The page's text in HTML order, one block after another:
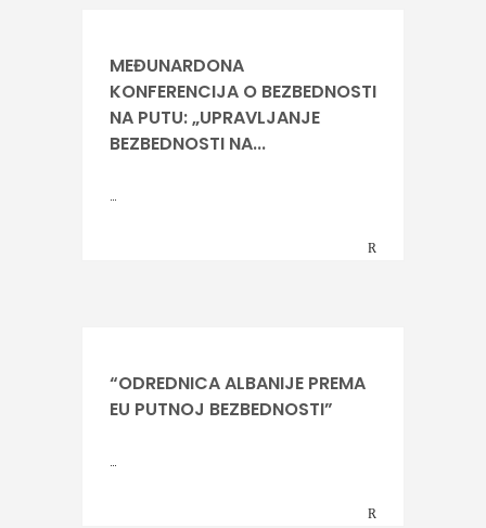
MEĐUNARDONA
KONFERENCIJA O BEZBEDNOSTI
NA PUTU: „UPRAVLJANJE
BEZBEDNOSTI NA...
“ODREDNICA ALBANIJE PREMA
EU PUTNOJ BEZBEDNOSTI”